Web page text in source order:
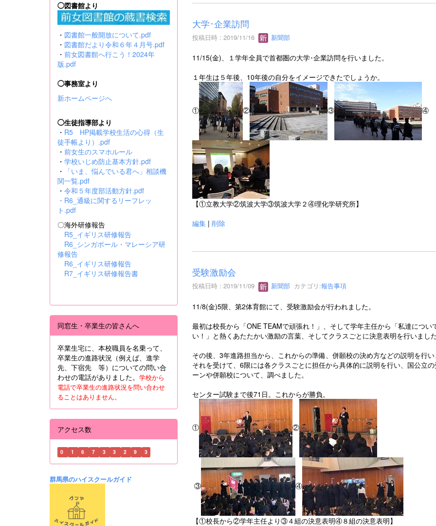
大学･企業訪問
投稿日時 : 2019/11/16 新聞部
11/15(金)、１学年全員で首都圏の大学･企業訪問を行いました。
１年生は５年後、10年後の自分をイメージできたでしょうか。
① ② ③ ④
【①立教大学②筑波大学③筑波大学２④理化学研究所】
編集| 削除
受験激励会
投稿日時 : 2019/11/09 新聞部カテゴリ:報告事項
11/8(金)5限、第2体育館にて、受験激励会が行われました。
最初は校長から「ONE TEAMで頑張れ！」、そして学年主任から「私達につい
い！」と熱くあたたかい激励の言葉、そしてクラスごとに決意表明を行いました
その後、3年進路担当から、これからの準備、併願校の決め方などの説明を行い
それを受けて、6限には各クラスごとに担任から具体的に説明を行い、国公立の
ーンや併願校について、調べました。
センター試験まで後71日。これからが勝負。
① ②
③ ④
【①校長から②学年主任より③４組の決意表明④８組の決意表明】
◯図書館より
・ 図書館一般開放について.pdf
・ 図書館だより令和６年４月号.pdf
・ 前女図書館へ行こう！2024年
版.pdf
◯事務室より
新ホームページへ
◯生徒指導部より
・ R5 HP掲載学校生活の心得（生
徒手帳より）.pdf
・ 前女生のスマホルール
・ 学校いじめ防止基本方針.pdf
・
「いま、悩んでいる君へ」相談機
関一覧.pdf
・ 令和５年度部活動方針.pdf
・ R6_通級に関するリーフレッ
ト.pdf
〇海外研修報告
R5_イギリス研修報告
R6_シンガポール・マレーシア研
修報告
R6_イギリス研修報告
R7_イギリス研修報告書
同窓生・卒業生の皆さんへ
卒業生宅に、本校職員を名乗って、
卒業生の進路状況（例えば、進学
先、下宿先 等）についての問い合
わせの電話がありました。 学校から
電話で卒業生の進路状況を問い合わせ
ることはありません。
アクセス数
0 1 6 7 3 3 2 9 3
群馬県のハイスクールガイド